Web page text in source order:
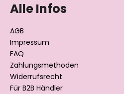
Alle Infos
AGB
Impressum
FAQ
Zahlungsmethoden
Widerrufsrecht
Für B2B Händler